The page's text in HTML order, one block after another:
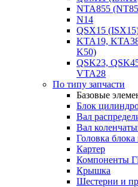
NTA855
N14
QSX15
KTA19,
K50)
QSK23,
VTA28
По типу запчасти
Базовые
Блок
Вал
Вал
Головка
Картер
Компоненты
Крышка
Шестерни и